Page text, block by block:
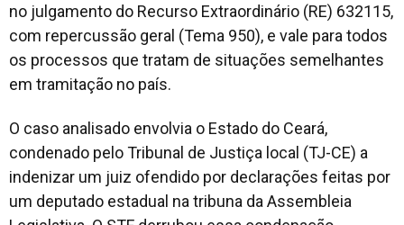
no julgamento do Recurso Extraordinário (RE) 632115,
com repercussão geral (Tema 950), e vale para todos
os processos que tratam de situações semelhantes
em tramitação no país.
O caso analisado envolvia o Estado do Ceará,
condenado pelo Tribunal de Justiça local (TJ-CE) a
indenizar um juiz ofendido por declarações feitas por
um deputado estadual na tribuna da Assembleia